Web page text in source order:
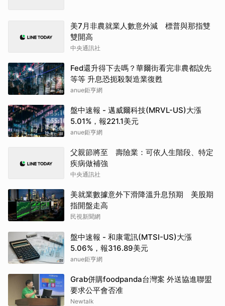
美7月非農就業人數意外減 標普與那指雙
雙開高
中央通訊社
Fed還升得下去嗎？華爾街看完非農都說先
等等 升息恐扼殺製造業復甦
anue鉅亨網
盤中速報 - 邁威爾科技(MRVL-US)大漲
5.01%，報221.1美元
anue鉅亨網
父親節將至 壽險業：可依人生階段、特定
疾病做補強
中央通訊社
美就業數據意外下滑降溫升息預期 美股期
指開盤走高
民視新聞網
盤中速報 - 和康電訊(MTSI-US)大漲
5.06%，報316.89美元
anue鉅亨網
Grab併購foodpanda台灣案 外送協進聯盟
要求公平會否准
Newtalk